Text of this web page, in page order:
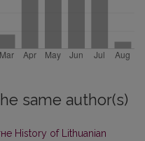
same author(s)
Нistory of Lithuanian